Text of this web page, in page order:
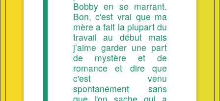
Bobby en se marrant.
Bon, c'est vrai que ma
mère a fait la plupart du
travail au début mais
j’aime garder une part
de mystère et de
romance et dire que
c'est venu
spontanément sans